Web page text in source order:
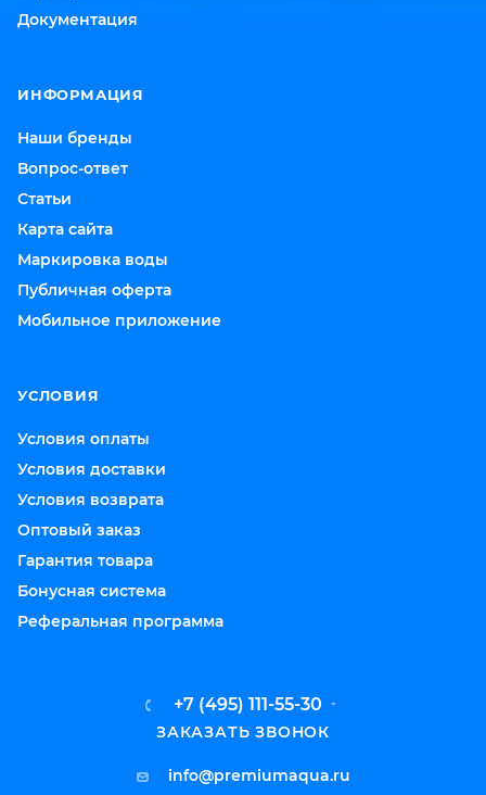
Документация
ИНФОРМАЦИЯ
Наши бренды
Вопрос-ответ
Статьи
Карта сайта
Маркировка воды
Публичная оферта
Мобильное приложение
УСЛОВИЯ
Условия оплаты
Условия доставки
Условия возврата
Оптовый заказ
Гарантия товара
Бонусная система
Реферальная программа
+7 (495) 111-55-30
ЗАКАЗАТЬ ЗВОНОК
info@premiumaqua.ru